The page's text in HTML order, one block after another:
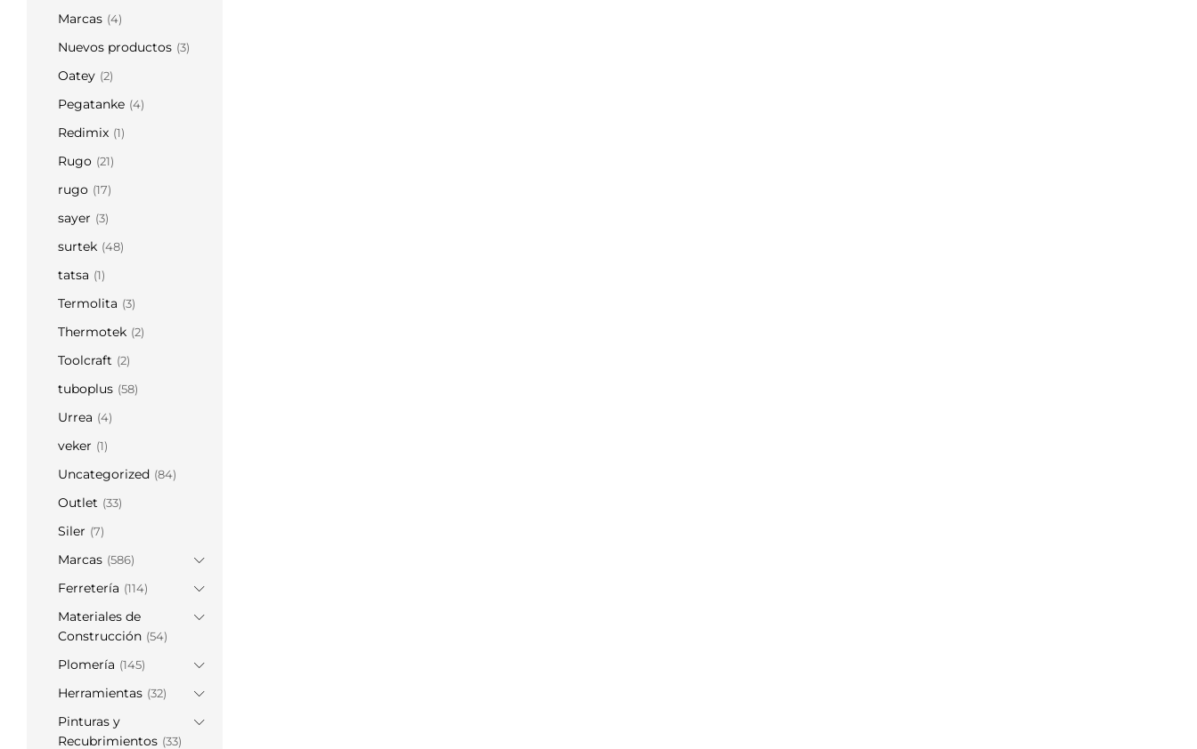
Marcas (4)
Nuevos productos (3)
Oatey (2)
Pegatanke (4)
Redimix (1)
Rugo (21)
rugo (17)
sayer (3)
surtek (48)
tatsa (1)
Termolita (3)
Thermotek (2)
Toolcraft (2)
tuboplus (58)
Urrea (4)
veker (1)
Uncategorized (84)
Outlet (33)
Siler (7)
Marcas (586)
Ferretería (114)
Materiales de
Construcción (54)
Plomería (145)
Herramientas (32)
Pinturas y
Recubrimientos (33)